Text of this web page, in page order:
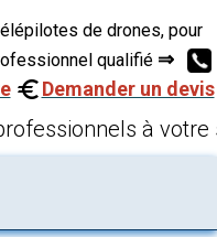
de drones, pour
qualifié ⇒
Demander un devis
à votre